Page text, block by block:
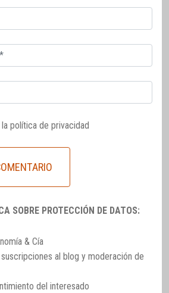
política de privacidad
SOBRE PROTECCIÓN DE DATOS:
& Cía
al blog y moderación de
del interesado